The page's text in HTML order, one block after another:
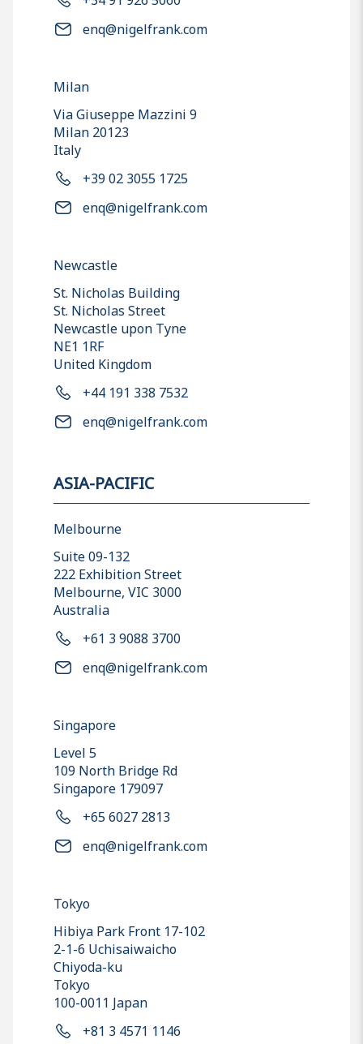
enq@nigelfrank.com
Milan
Via Giuseppe Mazzini 9
Milan 20123
Italy
+39 02 3055 1725
enq@nigelfrank.com
Newcastle
St. Nicholas Building
St. Nicholas Street
Newcastle upon Tyne
NE1 1RF
United Kingdom
+44 191 338 7532
enq@nigelfrank.com
ASIA-PACIFIC
Melbourne
Suite 09-132
222 Exhibition Street
Melbourne, VIC 3000
Australia
+61 3 9088 3700
enq@nigelfrank.com
Singapore
Level 5
109 North Bridge Rd
Singapore 179097
+65 6027 2813
enq@nigelfrank.com
Tokyo
Hibiya Park Front 17-102
2-1-6 Uchisaiwaicho
Chiyoda-ku
Tokyo
100-0011 Japan
+81 3 4571 1146